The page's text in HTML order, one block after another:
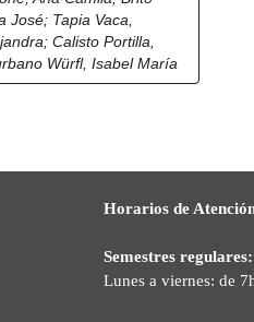
José; Tapia Vaca,
;Calisto Portilla,
Würfl, Isabel María
Horarios de
Semestres regulares:
Lunes a viernes: de